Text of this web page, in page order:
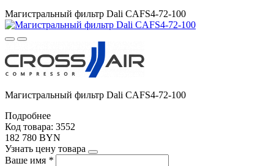
Магистральный фильтр Dali CAFS4-72-100
Магистральный фильтр Dali CAFS4-72-100
Подробнее
Код товара: 3552
182 780 BYN
Узнать цену товара
Ваше имя *